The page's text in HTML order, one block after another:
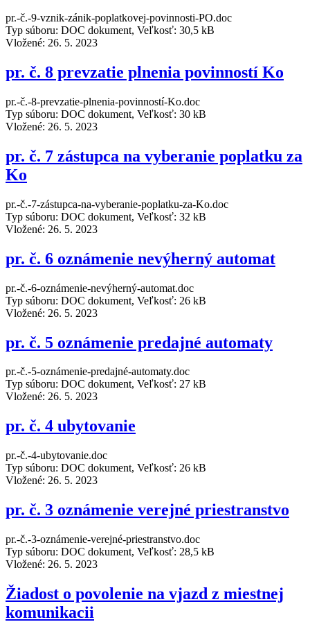
pr.-č.-9-vznik-zánik-poplatkovej-povinnosti-PO.doc
Typ súboru: DOC dokument, Veľkosť: 30,5 kB
Vložené: 26. 5. 2023
pr. č. 8 prevzatie plnenia povinností Ko
pr.-č.-8-prevzatie-plnenia-povinností-Ko.doc
Typ súboru: DOC dokument, Veľkosť: 30 kB
Vložené: 26. 5. 2023
pr. č. 7 zástupca na vyberanie poplatku za
Ko
pr.-č.-7-zástupca-na-vyberanie-poplatku-za-Ko.doc
Typ súboru: DOC dokument, Veľkosť: 32 kB
Vložené: 26. 5. 2023
pr. č. 6 oznámenie nevýherný automat
pr.-č.-6-oznámenie-nevýherný-automat.doc
Typ súboru: DOC dokument, Veľkosť: 26 kB
Vložené: 26. 5. 2023
pr. č. 5 oznámenie predajné automaty
pr.-č.-5-oznámenie-predajné-automaty.doc
Typ súboru: DOC dokument, Veľkosť: 27 kB
Vložené: 26. 5. 2023
pr. č. 4 ubytovanie
pr.-č.-4-ubytovanie.doc
Typ súboru: DOC dokument, Veľkosť: 26 kB
Vložené: 26. 5. 2023
pr. č. 3 oznámenie verejné priestranstvo
pr.-č.-3-oznámenie-verejné-priestranstvo.doc
Typ súboru: DOC dokument, Veľkosť: 28,5 kB
Vložené: 26. 5. 2023
Žiadost o povolenie na vjazd z miestnej
komunikacii